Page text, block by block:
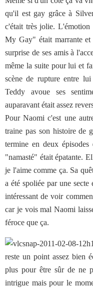
qu'il est gay grâce à
c'était très jolie.
My Gay" était marrante
surprise de ses amis à
même la suite pour lui et
scène de rupture entre
Teddy avoue ses
auparavant était assez
Pour Naomi c'est une
traine pas son histoire de
termine en deux
"namasté" était épatante.
je l'aime comme ça. Sa
a été spoliée par une secte
intéressant de voir
car je vois mal Naomi
féroce que ça.
reste un point assez bien
plus pour être sûr de ne
intrigue mais pour le